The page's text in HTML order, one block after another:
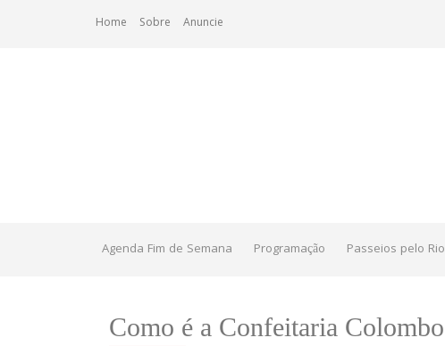
Home Sobre Anuncie
Agenda Fim de Semana Programação Passeios pelo Rio
Como é a Confeitaria Colombo